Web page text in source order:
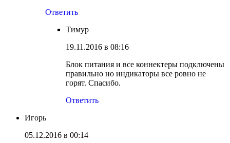
Ответить
Тимур
19.11.2016 в 08:16
Блок питания и все коннектеры подключены
правильно но индикаторы все ровно не
горят. Спасибо.
Ответить
Игорь
05.12.2016 в 00:14